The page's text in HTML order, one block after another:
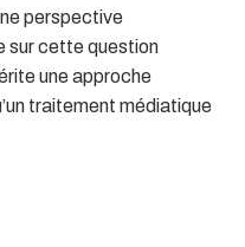
perspective
sur cette question
une approche
traitement médiatique